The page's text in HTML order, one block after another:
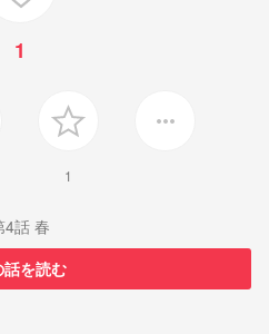
1
1
more_horiz
4話 春
話を読む